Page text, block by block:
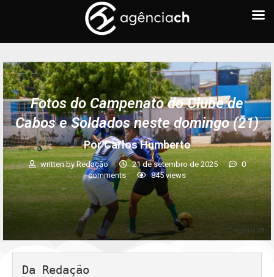
Fotos do Campenato do Clube de
Cabos e Soldados neste domingo (21)
Por Carlos Humberto
written byRedação 21 de setembro de 2025
0
comments
845views
Da Redação